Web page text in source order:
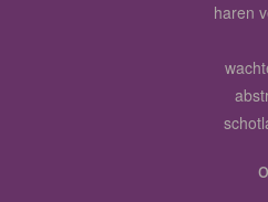
haren